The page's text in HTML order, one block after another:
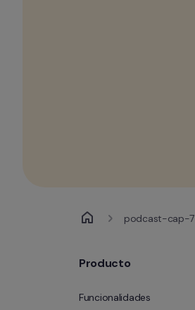
podcast-cap-7
Producto
Funcionalidades